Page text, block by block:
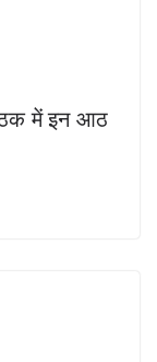
में इन आठ